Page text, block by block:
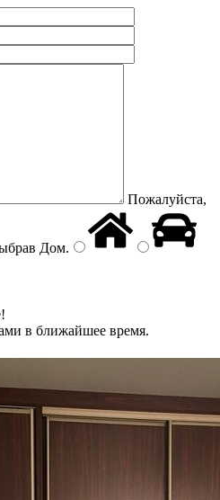
Пожалуйста,
Дом.
в ближайшее время.